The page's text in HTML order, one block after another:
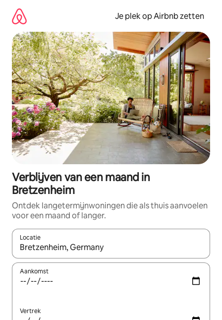
direct
naar
inhoud
Je plek op Airbnb zetten
Verblijven van een maand in
Bretzenheim
Ontdek langetermijnwoningen die als thuis aanvoelen
voor een maand of langer.
Locatie
Wanneer er resultaten beschikbaar zijn, maak je een keuze
Aankomst
Vertrek